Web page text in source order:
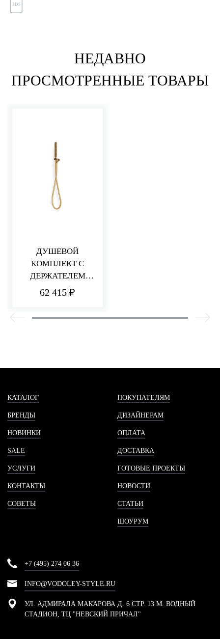
3DS
НЕДАВНО
ПРОСМОТРЕННЫЕ ТОВАРЫ
ДУШЕВОЙ
КОМПЛЕКТ С
ДЕРЖАТЕЛЕМ
HEDO
62 415 ₽
КАТАЛОГ
БРЕНДЫ
НОВИНКИ
SALE
УСЛУГИ
КОНТАКТЫ
СОВЕТЫ
ПОКУПАТЕЛЯМ
ДИЗАЙНЕРАМ
ОПЛАТА
ДОСТАВКА
ГОТОВЫЕ ПРОЕКТЫ
НОВОСТИ
СТАТЬИ
ШОУРУМ
+7 (495) 274 06 36
INFO@VODOLEY-STYLE.RU
УЛ. АДМИРАЛА МАКАРОВА Д. 6 СТР. 13 М. ВОДНЫЙ
СТАДИОН, ТЦ "НЕВСКИЙ ПРИЧАЛ"